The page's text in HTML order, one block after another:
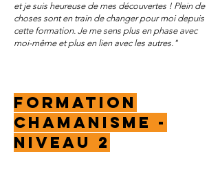
et je suis heureuse de mes découvertes ! Plein de
choses sont en train de changer pour moi depuis
cette formation. Je me sens plus en phase avec
moi-même et plus en lien avec les autres."
FORMATION
CHAMANISME -
NIVEAU 2